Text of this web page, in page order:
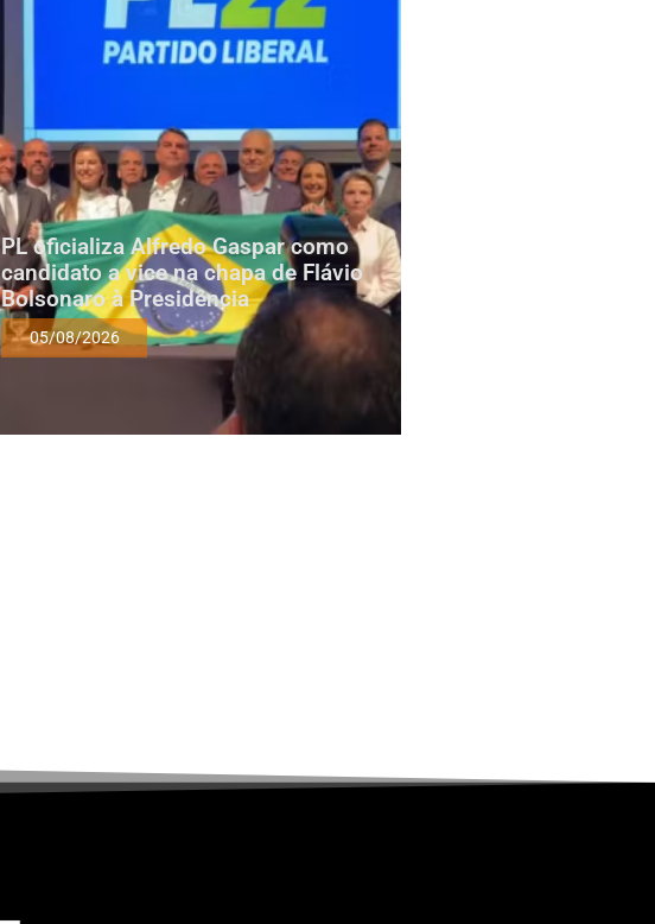
PL oficializa Alfredo Gaspar como
candidato a vice na chapa de Flávio
Bolsonaro à Presidência
05/08/2026